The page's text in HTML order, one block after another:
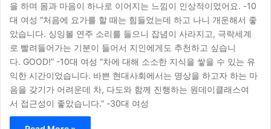
을 하며 몸과 마음이 하나로 이어지는 느낌이 인상적이었어요. -10
대 여성 “처음에 요가를 할 때는 힘들었는데 하고 나니 개운해서 좋
았습니다. 싱잉볼 연주 소리를 들으니 잡념이 사라지고, 극락세계
로 빨려들어가는 기분이 들어서 지인에게도 추천하고 싶습니
다. GOOD!” -10대 여성 “차에 대해 소소한 지식을 쌓을 수 있는 유
익한 시간이었습니다. 바쁜 현대사회에서는 명상을 하고자 하는 마
음을 갖기가 어려운데 차, 다도와 함께 진행하는 원데이클래스여
서 접근성이 좋았습니다.” -30대 여성